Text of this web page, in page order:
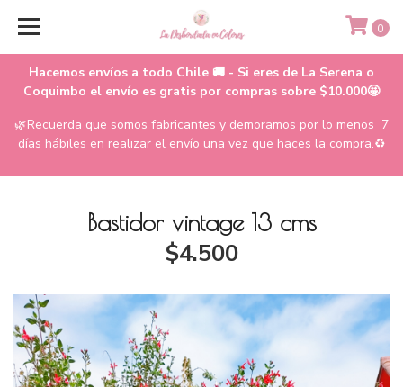
Hacemos envíos a todo Chile 🚚 - Si eres de La Serena o
Coquimbo el envío es gratis por compras sobre $10.000🤩
🌿Recuerda que somos fabricantes y demoramos por lo menos 7
días hábiles en realizar el envío una vez que haces la compra.♻️
0
Bastidor vintage 13 cms
$4.500